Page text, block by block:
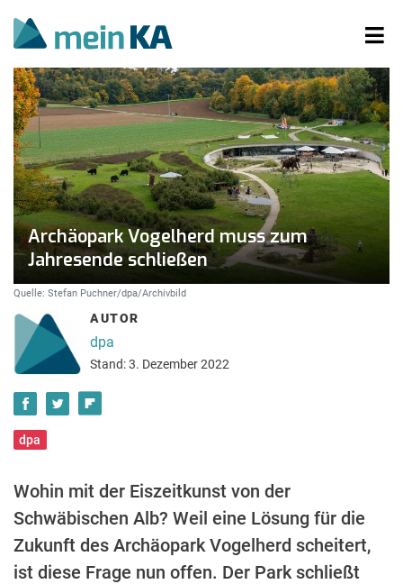
Archäopark Vogelherd muss zum
Jahresende schließen
Quelle: Stefan Puchner/dpa/Archivbild
AUTOR
dpa
Stand: 3. Dezember 2022
dpa
Wohin mit der Eiszeitkunst von der
Schwäbischen Alb? Weil eine Lösung für die
Zukunft des Archäopark Vogelherd scheitert,
ist diese Frage nun offen. Der Park schließt